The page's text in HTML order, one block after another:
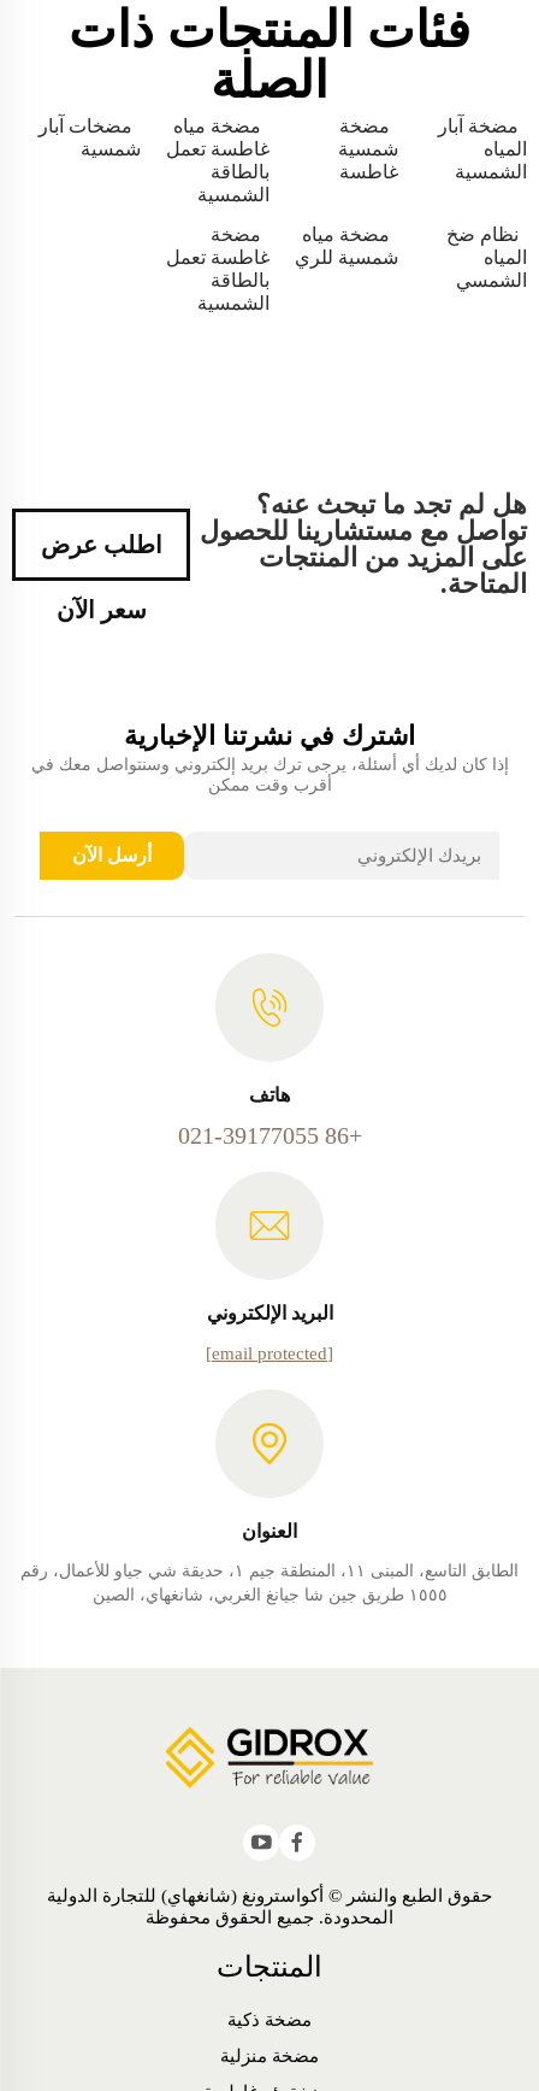
فئات المنتجات ذات
الصلة
مضخة آبار
المياه
الشمسية
مضخة
شمسية
غاطسة
مضخة مياه
غاطسة تعمل
بالطاقة
الشمسية
مضخات آبار
شمسية
نظام ضخ
المياه
الشمسي
مضخة مياه
شمسية للري
مضخة
غاطسة تعمل
بالطاقة
الشمسية
هل لم تجد ما تبحث عنه؟
تواصل مع مستشارينا للحصول
على المزيد من المنتجات
المتاحة.
اطلب عرض
سعر الآن
اشترك في نشرتنا الإخبارية
إذا كان لديك أي أسئلة، يرجى ترك بريد إلكتروني وسنتواصل معك في
أقرب وقت ممكن
أرسل الآن
هاتف
+86 021-39177055
البريد الإلكتروني
[email protected]
العنوان
الطابق التاسع، المبنى ١١، المنطقة جيم ١، حديقة شي جياو للأعمال، رقم
١٥٥٥ طريق جين شا جيانغ الغربي، شانغهاي، الصين
حقوق الطبع والنشر © أكواسترونغ (شانغهاي) للتجارة الدولية
المحدودة. جميع الحقوق محفوظة
المنتجات
مضخة ذكية
مضخة منزلية